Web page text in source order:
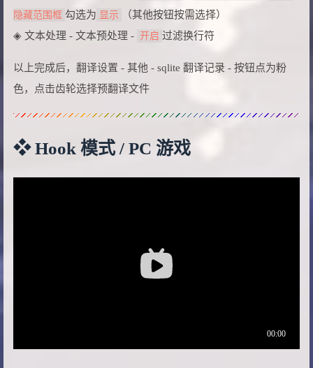
隐藏范围框 勾选为 显示
（其他按钮按需选择）
◈ 文本处理 - 文本预处理 - 开启 过滤换行符
以上完成后，翻译设置 - 其他 - sqlite 翻译记录 - 按钮点为粉
色，点击齿轮选择预翻译文件
❖ Hook 模式 / PC 游戏